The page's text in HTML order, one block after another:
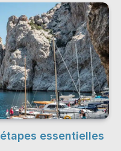
essentielles